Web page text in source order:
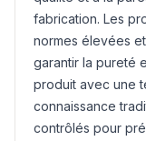
fabrication. Les
normes élevées
garantir la pureté
produit avec une
connaissance
contrôlés pour